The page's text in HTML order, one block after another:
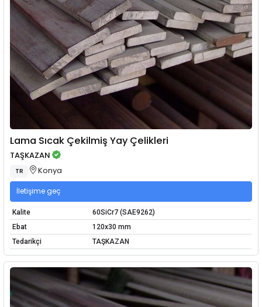
Lama Sıcak Çekilmiş Yay Çelikleri
TAŞKAZAN
TR Konya
İletişime geç
Kalite
60SiCr7 (SAE9262)
Ebat
120x30 mm
Tedarikçi
TAŞKAZAN